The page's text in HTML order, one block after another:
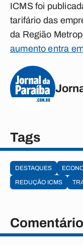
ICMS foi
tarifário das
da Região
aumento entra
Tags
DESTAQUES
REDUÇÃO ICMS